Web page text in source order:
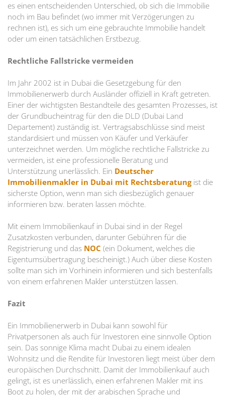
es einen entscheidenden Unterschied, ob sich die Immobilie
noch im Bau befindet (wo immer mit Verzögerungen zu
rechnen ist), es sich um eine gebrauchte Immobilie handelt
oder um einen tatsächlichen Erstbezug.
Rechtliche Fallstricke vermeiden
Im Jahr 2002 ist in Dubai die Gesetzgebung für den
Immobilienerwerb durch Ausländer offiziell in Kraft getreten.
Einer der wichtigsten Bestandteile des gesamten Prozesses, ist
der Grundbucheintrag für den die DLD (Dubai Land
Departement) zuständig ist. Vertragsabschlüsse sind meist
standardisiert und müssen von Käufer und Verkäufer
unterzeichnet werden. Um mögliche rechtliche Fallstricke zu
vermeiden, ist eine professionelle Beratung und
Unterstützung unerlässlich. Ein Deutscher
Immobilienmakler in Dubai mit Rechtsberatungist die
sicherste Option, wenn man sich diesbezüglich genauer
informieren bzw. beraten lassen möchte.
Mit einem Immobilienkauf in Dubai sind in der Regel
Zusatzkosten verbunden, darunter Gebühren für die
Registrierung und das NOC (ein Dokument, welches die
Eigentumsübertragung bescheinigt.) Auch über diese Kosten
sollte man sich im Vorhinein informieren und sich bestenfalls
von einem erfahrenen Makler unterstützen lassen.
Fazit
Ein Immobilienerwerb in Dubai kann sowohl für
Privatpersonen als auch für Investoren eine sinnvolle Option
sein. Das sonnige Klima macht Dubai zu einem idealen
Wohnsitz und die Rendite für Investoren liegt meist über dem
europäischen Durchschnitt. Damit der Immobilienkauf auch
gelingt, ist es unerlässlich, einen erfahrenen Makler mit ins
Boot zu holen, der mit der arabischen Sprache und